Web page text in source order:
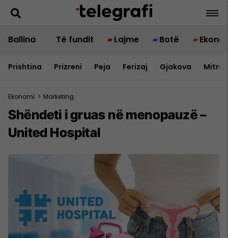
Ballina Të fundit Lajme Botë
Prishtina Prizreni Peja Ferizaj Gjakova
Ekonomi > Marketing
Shëndeti i gruas në menopauzë –
United Hospital